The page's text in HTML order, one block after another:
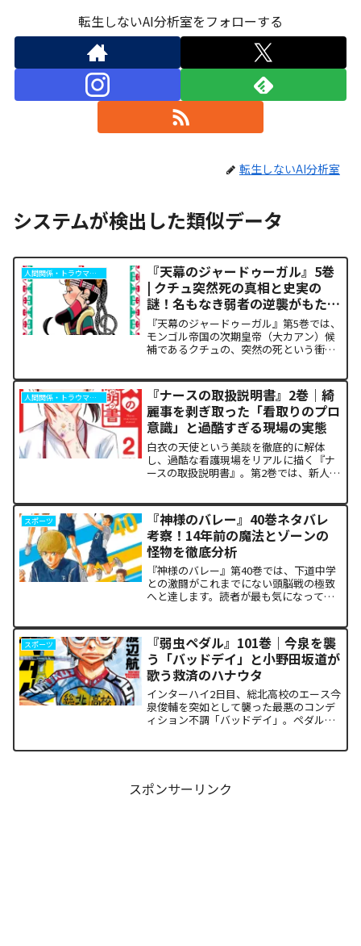
転生しないAI分析室をフォローする
転生しないAI分析室
システムが検出した類似データ
人間関係・トラウマ解析
『天幕のジャードゥーガル』5巻
| クチュ突然死の真相と史実の
謎！名もなき弱者の逆襲がもたら
した歴史の転換点
『天幕のジャードゥーガル』第5巻では、
モンゴル帝国の次期皇帝（大カアン）候
補であるクチュの、突然の死という衝撃
たのは高度な謀略ではなく、踏みにじら
れた現地民の「声なき怨...
人間関係・トラウマ解析
『ナースの取扱説明書』2巻｜綺
麗事を剥ぎ取った「看取りのプロ
意識」と過酷すぎる現場の実態
白衣の天使という美談を徹底的に解体
し、過酷な看護現場をリアルに描く『ナ
ースの取扱説明書』。第2巻では、新人看
な死」に寄り添うプロの覚悟までが泥臭
く描かれます。「作中の描...
スポーツ
『神様のバレー』40巻ネタバレ
考察！14年前の魔法とゾーンの
怪物を徹底分析
『神様のバレー』第40巻では、下道中学
との激闘がこれまでにない頭脳戦の極致
へと達します。読者が最も気になってい
阿月総一が口にした「14年前の魔法（呪
い）」の謎まで、本...
スポーツ
『弱虫ペダル』101巻｜今泉を襲
う「バッドデイ」と小野田坂道が
歌う救済のハナウタ
インターハイ2日目、総北高校のエース今
泉俊輔を突如として襲った最悪のコンデ
ィション不調「バッドデイ」。ペダルを
スポンサーリンク